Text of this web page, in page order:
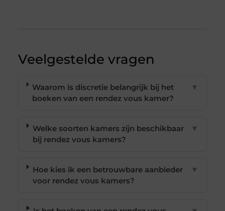
Veelgestelde vragen
Waarom is discretie belangrijk bij het
boeken van een rendez vous kamer?
▼
Welke soorten kamers zijn beschikbaar
bij rendez vous kamers?
▼
Hoe kies ik een betrouwbare aanbieder
voor rendez vous kamers?
▼